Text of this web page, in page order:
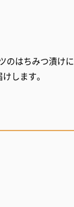
のはちみつ漬けに
します。